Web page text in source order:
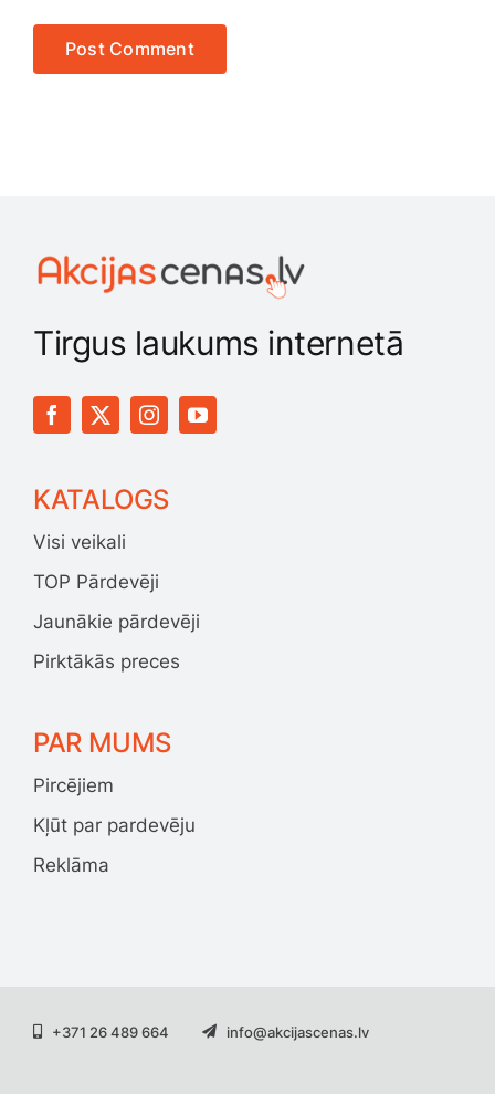
Tirgus laukums internetā
KATALOGS
Visi veikali
TOP Pārdevēji
Jaunākie pārdevēji
Pirktākās preces
PAR MUMS
Pircējiem
Kļūt par pardevēju
Reklāma
+371 26 489 664 info@akcijascenas.lv